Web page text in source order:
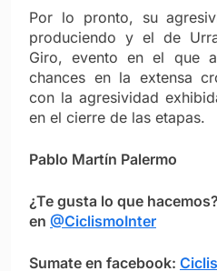
Por lo pronto, su
produciendo y el de
Giro, evento en el que
chances en la extensa
con la agresividad
en el cierre de las etapas.
Pablo Martín Palermo
¿Te gusta lo que
en @CiclismoInter
Sumate en facebook: